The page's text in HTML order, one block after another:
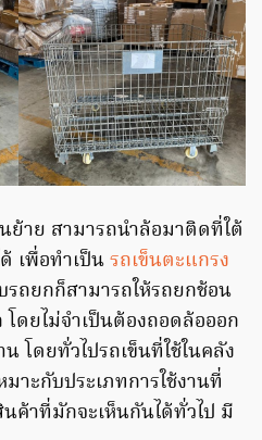
ย้าย สามารถนำล้อมาติดที่ใต้
เพื่อทำเป็นรถเข็นตะแกรง
รถยกก็สามารถให้รถยกช้อน
โดยไม่จำเป็นต้องถอดล้อออก
โดยทั่วไปรถเข็นที่ใช้ในคลัง
าะกับประเภทการใช้งานที่
ค้าที่มักจะเห็นกันได้ทั่วไป มี